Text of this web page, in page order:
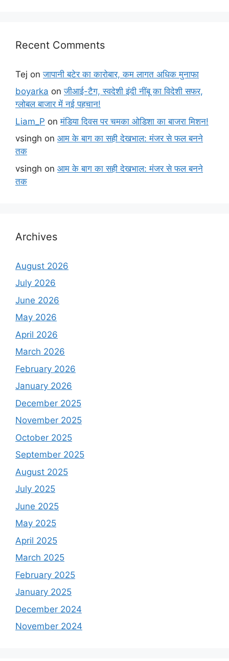
Recent Comments
Tej onजापानी बटेर का कारोबार, कम लागत अधिक मुनाफा
boyarka onजीआई-टैग, स्वदेशी इंदी नींबू का विदेशी सफर,
ग्लोबल बाजार में नई पहचान!
Liam_P onमंडिया दिवस पर चमका ओडिशा का बाजरा मिशन!
vsingh on आम के बाग का सही देखभाल: मंजर से फल बनने
तक
vsingh on आम के बाग का सही देखभाल: मंजर से फल बनने
तक
Archives
August 2026
July 2026
June 2026
May 2026
April 2026
March 2026
February 2026
January 2026
December 2025
November 2025
October 2025
September 2025
August 2025
July 2025
June 2025
May 2025
April 2025
March 2025
February 2025
January 2025
December 2024
November 2024